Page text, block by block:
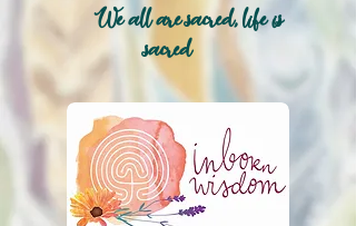
We all are sacred, life is
sacred~
~